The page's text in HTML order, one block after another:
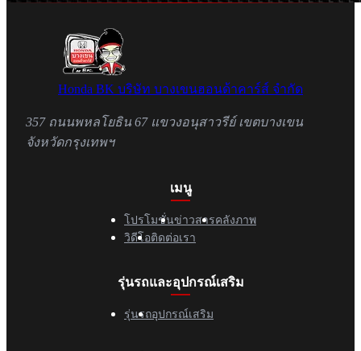
Honda BK บริษัท บางเขนฮอนด้าคาร์ส์ จำกัด
357 ถนนพหลโยธิน 67 แขวงอนุสาวรีย์ เขตบางเขน
จังหวัดกรุงเทพฯ
เมนู
โปรโมชั่นข่าวสารคลังภาพ
วิดีโอติดต่อเรา
รุ่นรถและอุปกรณ์เสริม
รุ่นรถอุปกรณ์เสริม